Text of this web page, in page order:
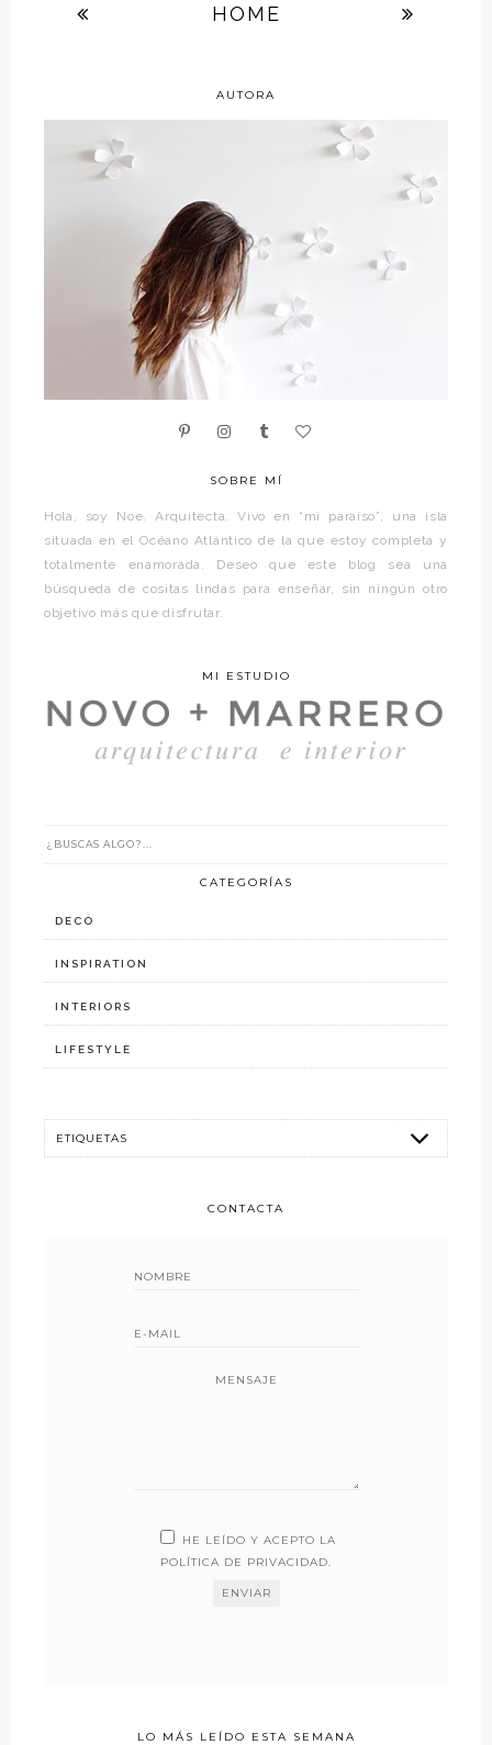
HOME
AUTORA
SOBRE MÍ
Hola, soy Noe. Arquitecta. Vivo en “mi paraíso”, una isla
situada en el Océano Atlántico de la que estoy completa y
totalmente enamorada. Deseo que este blog sea una
búsqueda de cositas lindas para enseñar, sin ningún otro
objetivo más que disfrutar.
MI ESTUDIO
CATEGORÍAS
DECO
INSPIRATION
INTERIORS
LIFESTYLE
CONTACTA
MENSAJE
HE LEÍDO Y ACEPTO LA
POLÍTICA DE PRIVACIDAD.
LO MÁS LEÍDO ESTA SEMANA